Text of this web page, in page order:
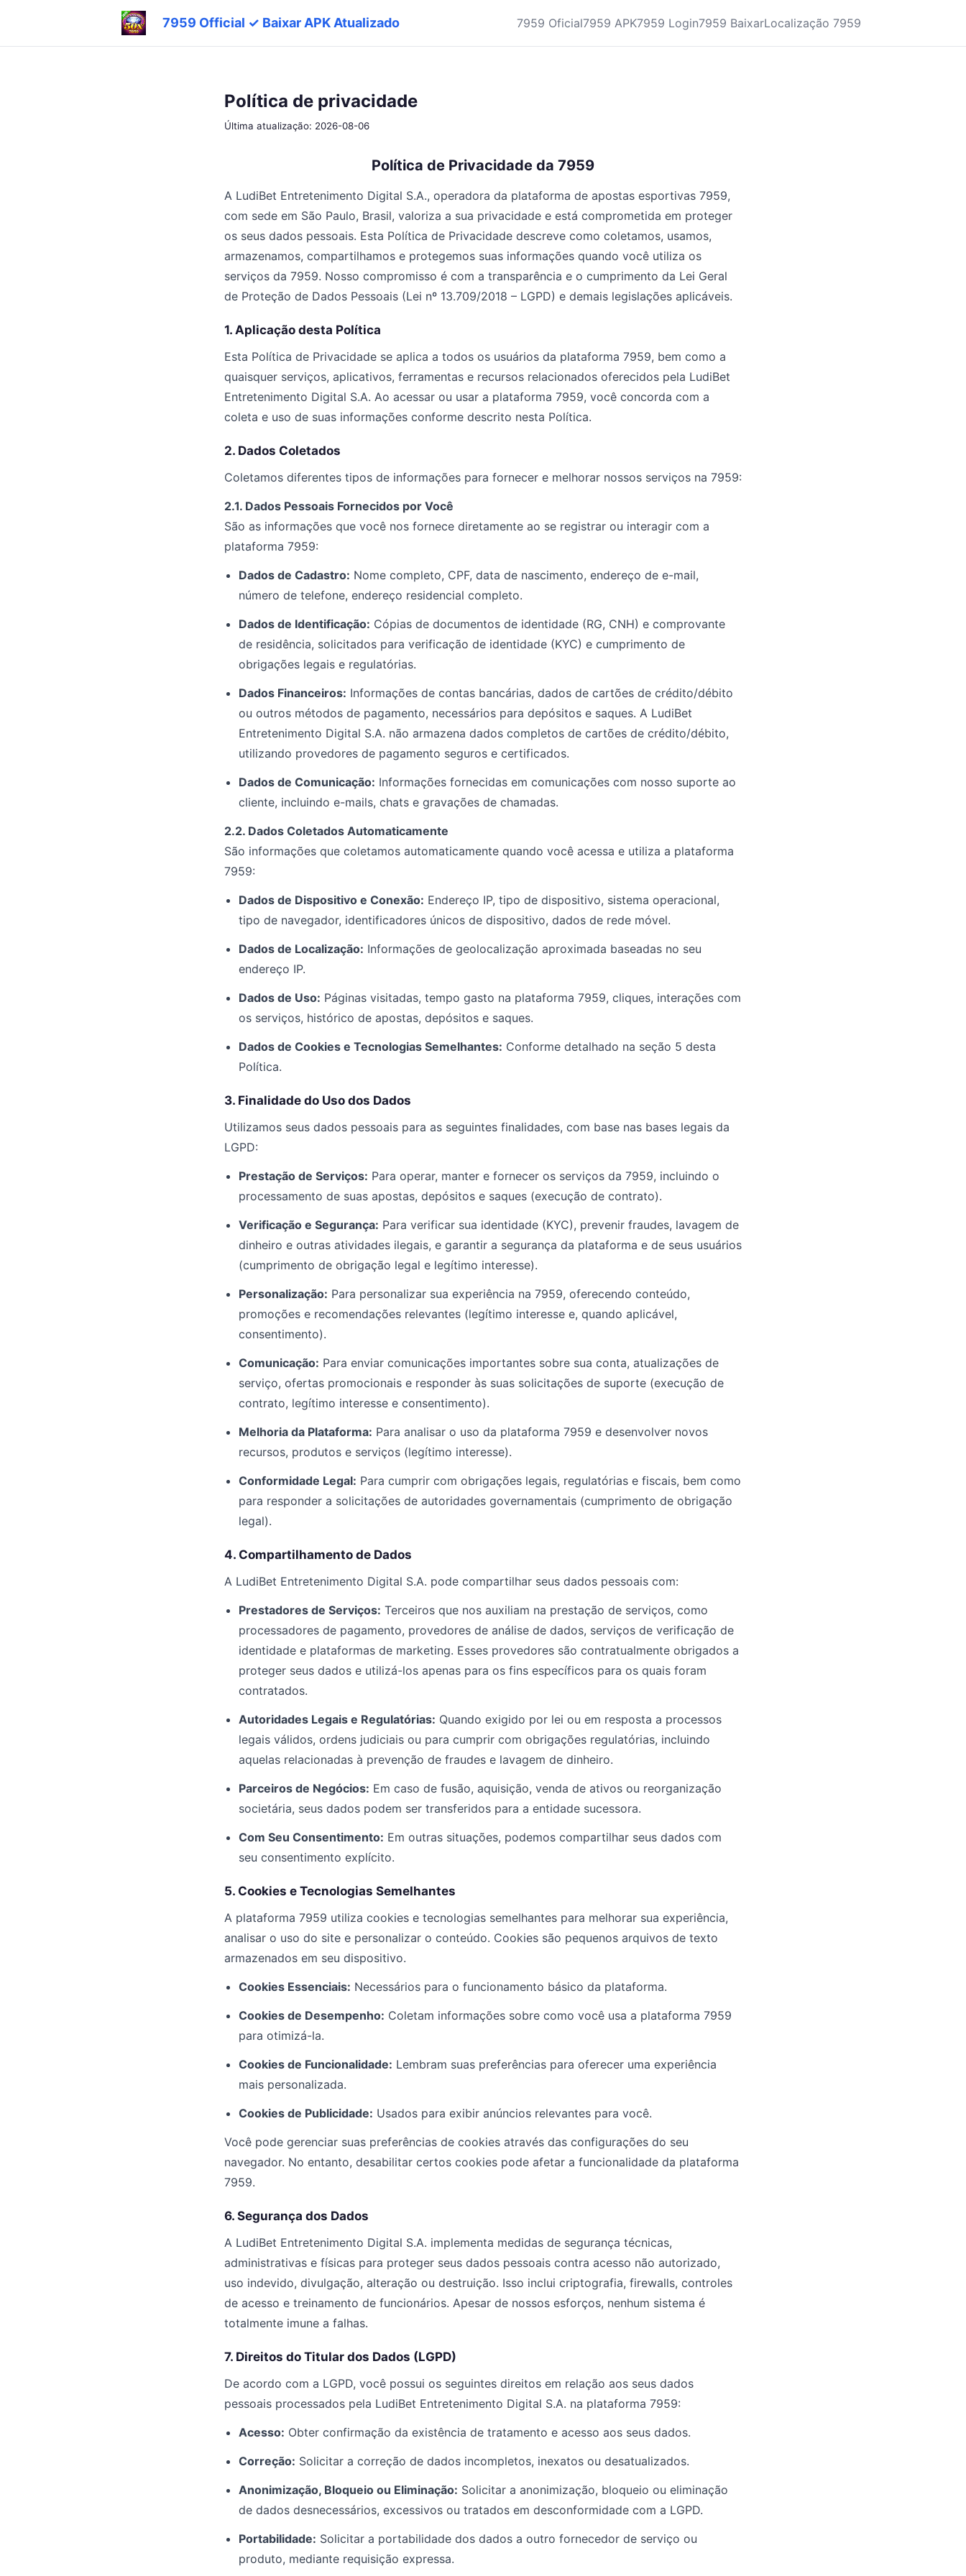
7959 Official ✓ Baixar APK Atualizado 7959 Oficial7959 APK7959 Login7959 BaixarLocalização 7959
Política de privacidade
Última atualização: 2026-08-06
Política de Privacidade da 7959
A LudiBet Entretenimento Digital S.A., operadora da plataforma de apostas esportivas 7959,
com sede em São Paulo, Brasil, valoriza a sua privacidade e está comprometida em proteger
os seus dados pessoais. Esta Política de Privacidade descreve como coletamos, usamos,
armazenamos, compartilhamos e protegemos suas informações quando você utiliza os
serviços da 7959. Nosso compromisso é com a transparência e o cumprimento da Lei Geral
de Proteção de Dados Pessoais (Lei nº 13.709/2018 – LGPD) e demais legislações aplicáveis.
1. Aplicação desta Política
Esta Política de Privacidade se aplica a todos os usuários da plataforma 7959, bem como a
quaisquer serviços, aplicativos, ferramentas e recursos relacionados oferecidos pela LudiBet
Entretenimento Digital S.A. Ao acessar ou usar a plataforma 7959, você concorda com a
coleta e uso de suas informações conforme descrito nesta Política.
2. Dados Coletados
Coletamos diferentes tipos de informações para fornecer e melhorar nossos serviços na 7959:
2.1. Dados Pessoais Fornecidos por Você
São as informações que você nos fornece diretamente ao se registrar ou interagir com a
plataforma 7959:
Dados de Cadastro: Nome completo, CPF, data de nascimento, endereço de e-mail,
número de telefone, endereço residencial completo.
Dados de Identificação: Cópias de documentos de identidade (RG, CNH) e comprovante
de residência, solicitados para verificação de identidade (KYC) e cumprimento de
obrigações legais e regulatórias.
Dados Financeiros: Informações de contas bancárias, dados de cartões de crédito/débito
ou outros métodos de pagamento, necessários para depósitos e saques. A LudiBet
Entretenimento Digital S.A. não armazena dados completos de cartões de crédito/débito,
utilizando provedores de pagamento seguros e certificados.
Dados de Comunicação: Informações fornecidas em comunicações com nosso suporte ao
cliente, incluindo e-mails, chats e gravações de chamadas.
2.2. Dados Coletados Automaticamente
São informações que coletamos automaticamente quando você acessa e utiliza a plataforma
7959:
Dados de Dispositivo e Conexão: Endereço IP, tipo de dispositivo, sistema operacional,
tipo de navegador, identificadores únicos de dispositivo, dados de rede móvel.
Dados de Localização: Informações de geolocalização aproximada baseadas no seu
endereço IP.
Dados de Uso: Páginas visitadas, tempo gasto na plataforma 7959, cliques, interações com
os serviços, histórico de apostas, depósitos e saques.
Dados de Cookies e Tecnologias Semelhantes: Conforme detalhado na seção 5 desta
Política.
3. Finalidade do Uso dos Dados
Utilizamos seus dados pessoais para as seguintes finalidades, com base nas bases legais da
LGPD:
Prestação de Serviços: Para operar, manter e fornecer os serviços da 7959, incluindo o
processamento de suas apostas, depósitos e saques (execução de contrato).
Verificação e Segurança: Para verificar sua identidade (KYC), prevenir fraudes, lavagem de
dinheiro e outras atividades ilegais, e garantir a segurança da plataforma e de seus usuários
(cumprimento de obrigação legal e legítimo interesse).
Personalização: Para personalizar sua experiência na 7959, oferecendo conteúdo,
promoções e recomendações relevantes (legítimo interesse e, quando aplicável,
consentimento).
Comunicação: Para enviar comunicações importantes sobre sua conta, atualizações de
serviço, ofertas promocionais e responder às suas solicitações de suporte (execução de
contrato, legítimo interesse e consentimento).
Melhoria da Plataforma: Para analisar o uso da plataforma 7959 e desenvolver novos
recursos, produtos e serviços (legítimo interesse).
Conformidade Legal: Para cumprir com obrigações legais, regulatórias e fiscais, bem como
para responder a solicitações de autoridades governamentais (cumprimento de obrigação
legal).
4. Compartilhamento de Dados
A LudiBet Entretenimento Digital S.A. pode compartilhar seus dados pessoais com:
Prestadores de Serviços: Terceiros que nos auxiliam na prestação de serviços, como
processadores de pagamento, provedores de análise de dados, serviços de verificação de
identidade e plataformas de marketing. Esses provedores são contratualmente obrigados a
proteger seus dados e utilizá-los apenas para os fins específicos para os quais foram
contratados.
Autoridades Legais e Regulatórias: Quando exigido por lei ou em resposta a processos
legais válidos, ordens judiciais ou para cumprir com obrigações regulatórias, incluindo
aquelas relacionadas à prevenção de fraudes e lavagem de dinheiro.
Parceiros de Negócios: Em caso de fusão, aquisição, venda de ativos ou reorganização
societária, seus dados podem ser transferidos para a entidade sucessora.
Com Seu Consentimento: Em outras situações, podemos compartilhar seus dados com
seu consentimento explícito.
5. Cookies e Tecnologias Semelhantes
A plataforma 7959 utiliza cookies e tecnologias semelhantes para melhorar sua experiência,
analisar o uso do site e personalizar o conteúdo. Cookies são pequenos arquivos de texto
armazenados em seu dispositivo.
Cookies Essenciais: Necessários para o funcionamento básico da plataforma.
Cookies de Desempenho: Coletam informações sobre como você usa a plataforma 7959
para otimizá-la.
Cookies de Funcionalidade: Lembram suas preferências para oferecer uma experiência
mais personalizada.
Cookies de Publicidade: Usados para exibir anúncios relevantes para você.
Você pode gerenciar suas preferências de cookies através das configurações do seu
navegador. No entanto, desabilitar certos cookies pode afetar a funcionalidade da plataforma
7959.
6. Segurança dos Dados
A LudiBet Entretenimento Digital S.A. implementa medidas de segurança técnicas,
administrativas e físicas para proteger seus dados pessoais contra acesso não autorizado,
uso indevido, divulgação, alteração ou destruição. Isso inclui criptografia, firewalls, controles
de acesso e treinamento de funcionários. Apesar de nossos esforços, nenhum sistema é
totalmente imune a falhas.
7. Direitos do Titular dos Dados (LGPD)
De acordo com a LGPD, você possui os seguintes direitos em relação aos seus dados
pessoais processados pela LudiBet Entretenimento Digital S.A. na plataforma 7959:
Acesso: Obter confirmação da existência de tratamento e acesso aos seus dados.
Correção: Solicitar a correção de dados incompletos, inexatos ou desatualizados.
Anonimização, Bloqueio ou Eliminação: Solicitar a anonimização, bloqueio ou eliminação
de dados desnecessários, excessivos ou tratados em desconformidade com a LGPD.
Portabilidade: Solicitar a portabilidade dos dados a outro fornecedor de serviço ou
produto, mediante requisição expressa.